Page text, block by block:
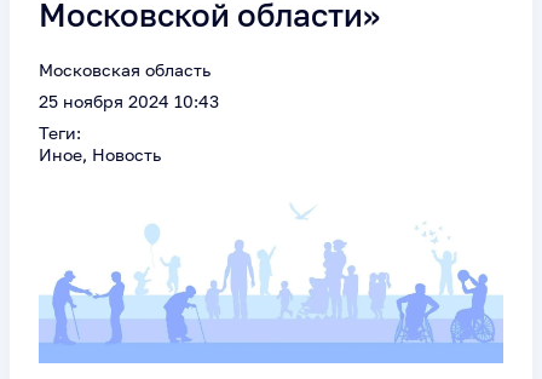
Московской области»
Московская область
25 ноября 2024 10:43
Теги:
Иное, Новость